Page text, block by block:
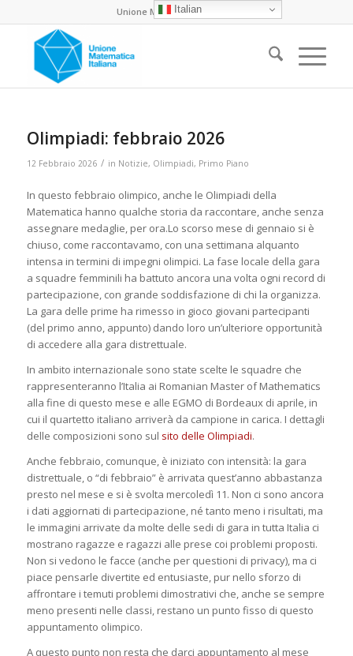
Unione Matematica Italiana
Olimpiadi: febbraio 2026
12 Febbraio 2026 / in Notizie, Olimpiadi, Primo Piano
In questo febbraio olimpico, anche le Olimpiadi della
Matematica hanno qualche storia da raccontare, anche senza
assegnare medaglie, per ora.Lo scorso mese di gennaio si è
chiuso, come raccontavamo, con una settimana alquanto
intensa in termini di impegni olimpici. La fase locale della gara
a squadre femminili ha battuto ancora una volta ogni record di
partecipazione, con grande soddisfazione di chi la organizza.
La gara delle prime ha rimesso in gioco giovani partecipanti
(del primo anno, appunto) dando loro un’ulteriore opportunità
di accedere alla gara distrettuale.
In ambito internazionale sono state scelte le squadre che
rappresenteranno l’Italia ai Romanian Master of Mathematics
alla fine di questo mese e alle EGMO di Bordeaux di aprile, in
cui il quartetto italiano arriverà da campione in carica. I dettagli
delle composizioni sono sul sito delle Olimpiadi.
Anche febbraio, comunque, è iniziato con intensità: la gara
distrettuale, o “di febbraio” è arrivata quest’anno abbastanza
presto nel mese e si è svolta mercoledì 11. Non ci sono ancora
i dati aggiornati di partecipazione, né tanto meno i risultati, ma
le immagini arrivate da molte delle sedi di gara in tutta Italia ci
mostrano ragazze e ragazzi alle prese coi problemi proposti.
Non si vedono le facce (anche per questioni di privacy), ma ci
piace pensarle divertite ed entusiaste, pur nello sforzo di
affrontare i temuti problemi dimostrativi che, anche se sempre
meno presenti nelle classi, restano un punto fisso di questo
appuntamento olimpico.
A questo punto non resta che darci appuntamento al mese
Italian